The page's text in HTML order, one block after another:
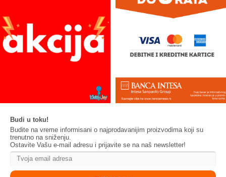
Budi u toku!
Budite na vreme informisani o najprodavanijim proizvodima koji su
trenutno na sniženju.
Ostavite Vašu e-mail adresu i prijavite se na naš newsletter!